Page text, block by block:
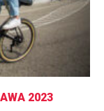
2023